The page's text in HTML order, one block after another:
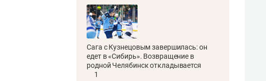
Сага с Кузнецовым завершилась: он
едет в «Сибирь». Возвращение в
родной Челябинск откладывается
1